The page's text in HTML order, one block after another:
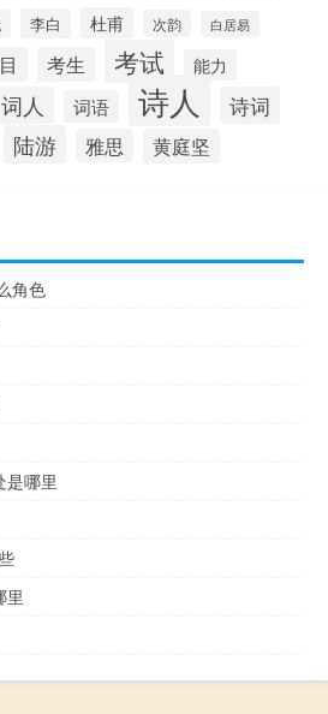
李白 杜甫 次韵 白居易
考生 考试 能力
词人 词语 诗人 诗词
陆游 雅思 黄庭坚
角色
是哪里
里